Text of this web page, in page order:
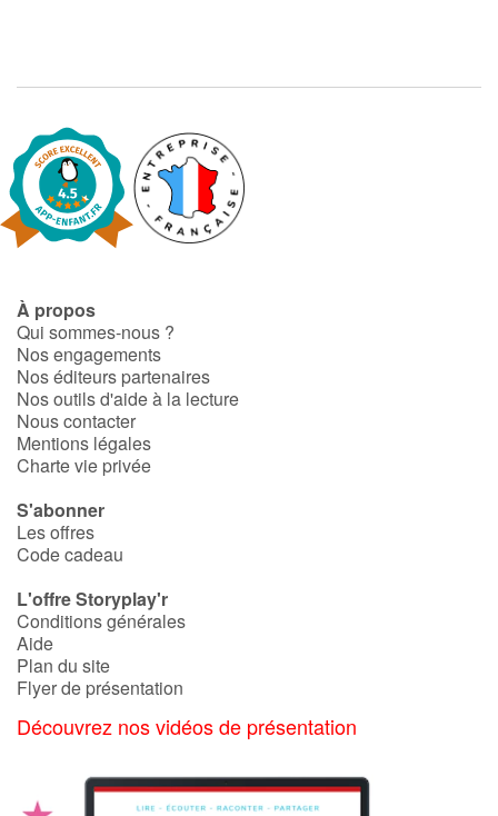
À propos
Qui sommes-nous ?
Nos engagements
Nos éditeurs partenaires
Nos outils d'aide à la lecture
Nous contacter
Mentions légales
Charte vie privée
S'abonner
Les offres
Code cadeau
L'offre Storyplay'r
Conditions générales
Aide
Plan du site
Flyer de présentation
Découvrez nos vidéos de présentation